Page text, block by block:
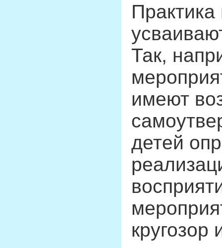
Так,
имеют
детей
кругозор